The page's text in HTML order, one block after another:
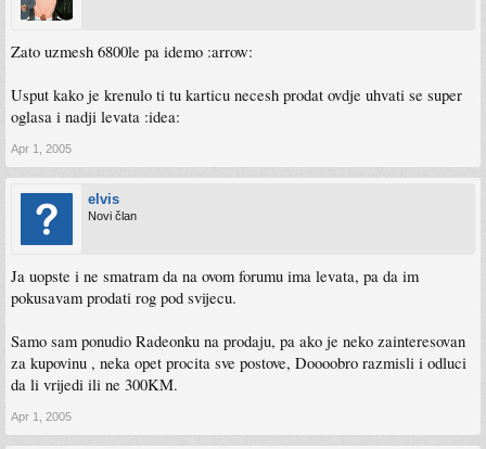
Zato uzmesh 6800le pa idemo :arrow:
Usput kako je krenulo ti tu karticu necesh prodat ovdje uhvati se super
oglasa i nadji levata :idea:
Apr 1, 2005
elvis
Novi član
Ja uopste i ne smatram da na ovom forumu ima levata, pa da im
pokusavam prodati rog pod svijecu.
Samo sam ponudio Radeonku na prodaju, pa ako je neko zainteresovan
za kupovinu , neka opet procita sve postove, Doooobro razmisli i odluci
da li vrijedi ili ne 300KM.
Apr 1, 2005